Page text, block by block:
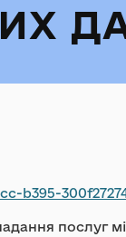
послуг